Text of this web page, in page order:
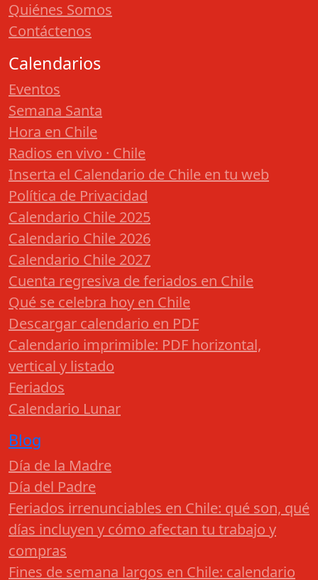
Quiénes Somos
Contáctenos
Calendarios
Eventos
Semana Santa
Hora en Chile
Radios en vivo · Chile
Inserta el Calendario de Chile en tu web
Política de Privacidad
Calendario Chile 2025
Calendario Chile 2026
Calendario Chile 2027
Cuenta regresiva de feriados en Chile
Qué se celebra hoy en Chile
Descargar calendario en PDF
Calendario imprimible: PDF horizontal,
vertical y listado
Feriados
Calendario Lunar
Blog
Día de la Madre
Día del Padre
Feriados irrenunciables en Chile: qué son, qué
días incluyen y cómo afectan tu trabajo y
compras
Fines de semana largos en Chile: calendario